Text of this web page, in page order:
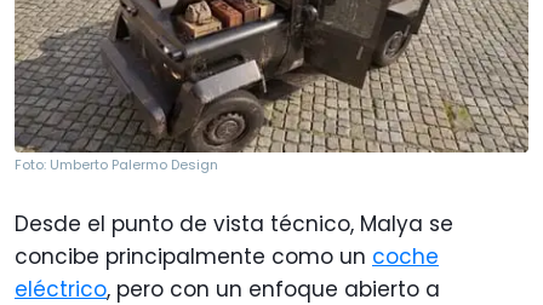
Foto: Umberto Palermo Design
Desde el punto de vista técnico, Malya se
concibe principalmente como un coche
eléctrico, pero con un enfoque abierto a